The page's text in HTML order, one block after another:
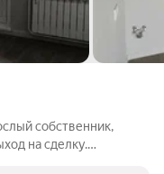
собственник,
на сделку.